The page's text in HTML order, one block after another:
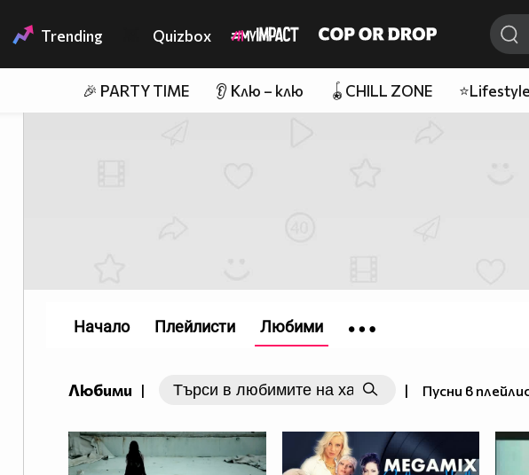
Trending Quizbox
🎉 PARTY TIME 👂 Клю – клю 🪀CHILL ZONE ⭐Lifestyle
Любими | | Пусни в
Начало Плейлисти Любими